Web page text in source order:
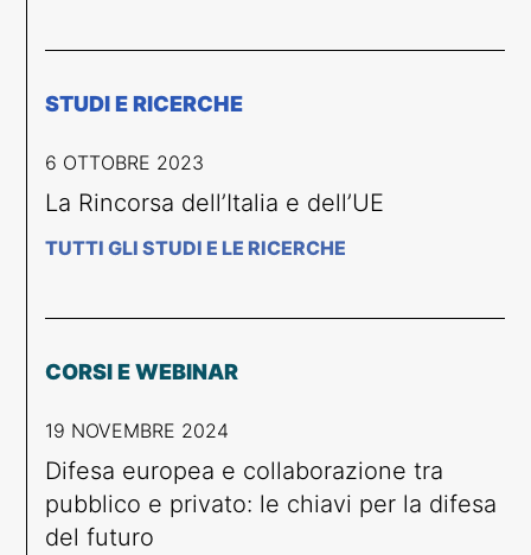
STUDI E RICERCHE
6 OTTOBRE 2023
La Rincorsa dell’Italia e dell’UE
TUTTI GLI STUDI E LE RICERCHE
CORSI E WEBINAR
19 NOVEMBRE 2024
Difesa europea e collaborazione tra
pubblico e privato: le chiavi per la difesa
del futuro